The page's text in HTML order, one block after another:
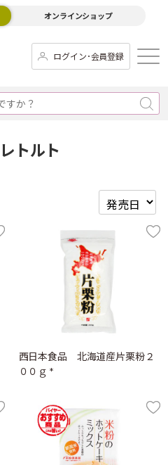
オンラインショップ
ログイン･会員登録
トルト
西日本食品 北海道産片栗粉２
００ｇ *